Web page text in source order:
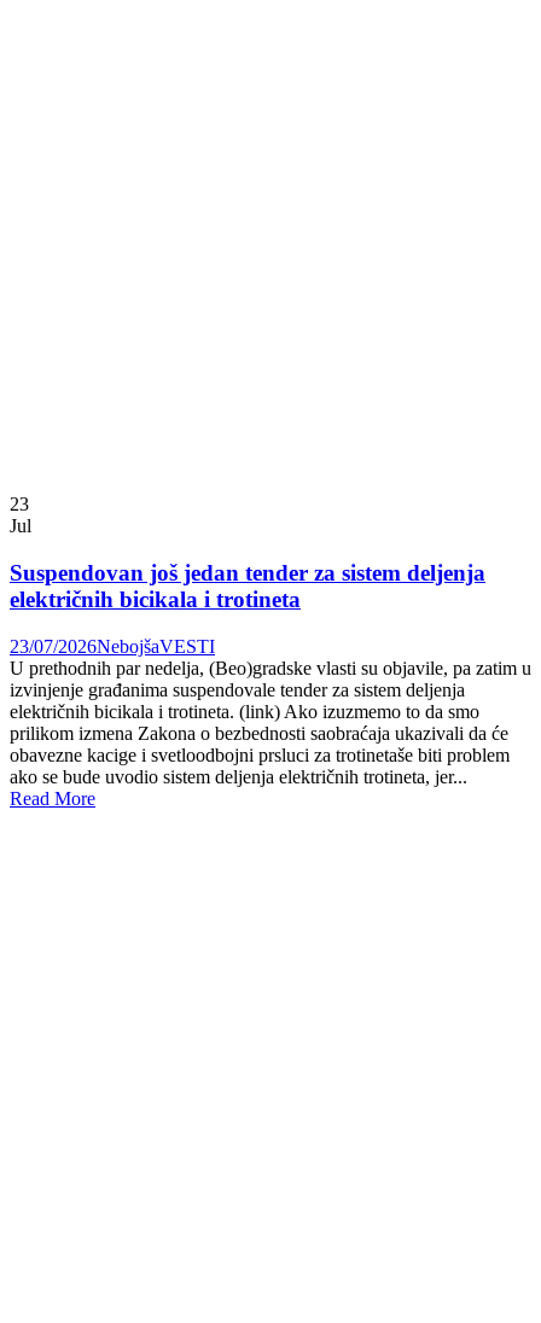
23
Jul
Suspendovan još jedan tender za sistem deljenja
električnih bicikala i trotineta
23/07/2026NebojšaVESTI
U prethodnih par nedelja, (Beo)gradske vlasti su objavile, pa zatim u
izvinjenje građanima suspendovale tender za sistem deljenja
električnih bicikala i trotineta. (link) Ako izuzmemo to da smo
prilikom izmena Zakona o bezbednosti saobraćaja ukazivali da će
obavezne kacige i svetloodbojni prsluci za trotinetaše biti problem
ako se bude uvodio sistem deljenja električnih trotineta, jer...
Read More